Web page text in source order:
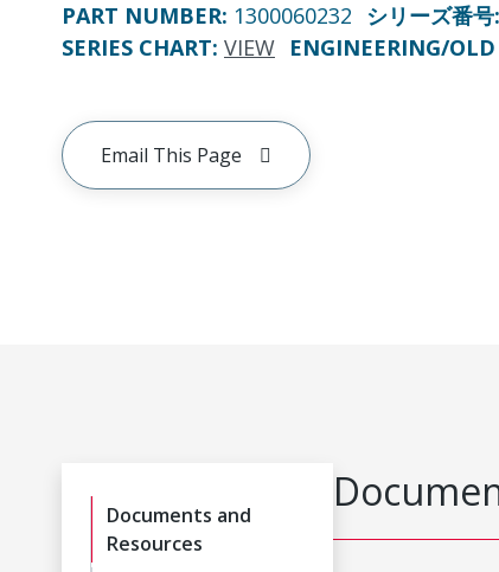
PART NUMBER: 1300060232 シリーズ番号:
SERIES CHART: VIEW ENGINEERING/
Email This Page
Documents and
Resources